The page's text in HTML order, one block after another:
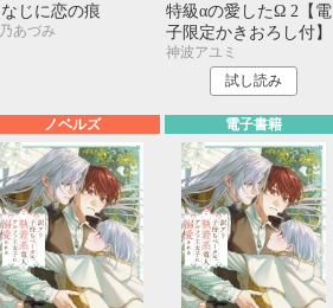
なじに恋の痕
あづみ
特級αの愛したΩ 2【電
子限定かきおろし付】
神波アユミ
試し読み
ノベルズ 電子書籍